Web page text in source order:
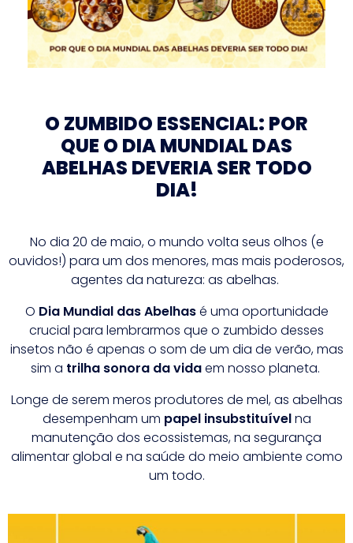
O ZUMBIDO ESSENCIAL: POR
QUE O DIA MUNDIAL DAS
ABELHAS DEVERIA SER TODO
DIA!
No dia 20 de maio, o mundo volta seus olhos (e
ouvidos!) para um dos menores, mas mais poderosos,
agentes da natureza: as abelhas.
O Dia Mundial das Abelhasé uma oportunidade
crucial para lembrarmos que o zumbido desses
insetos não é apenas o som de um dia de verão, mas
sim a trilha sonora da vidaem nosso planeta.
Longe de serem meros produtores de mel, as abelhas
desempenham um papel insubstituívelna
manutenção dos ecossistemas, na segurança
alimentar global e na saúde do meio ambiente como
um todo.